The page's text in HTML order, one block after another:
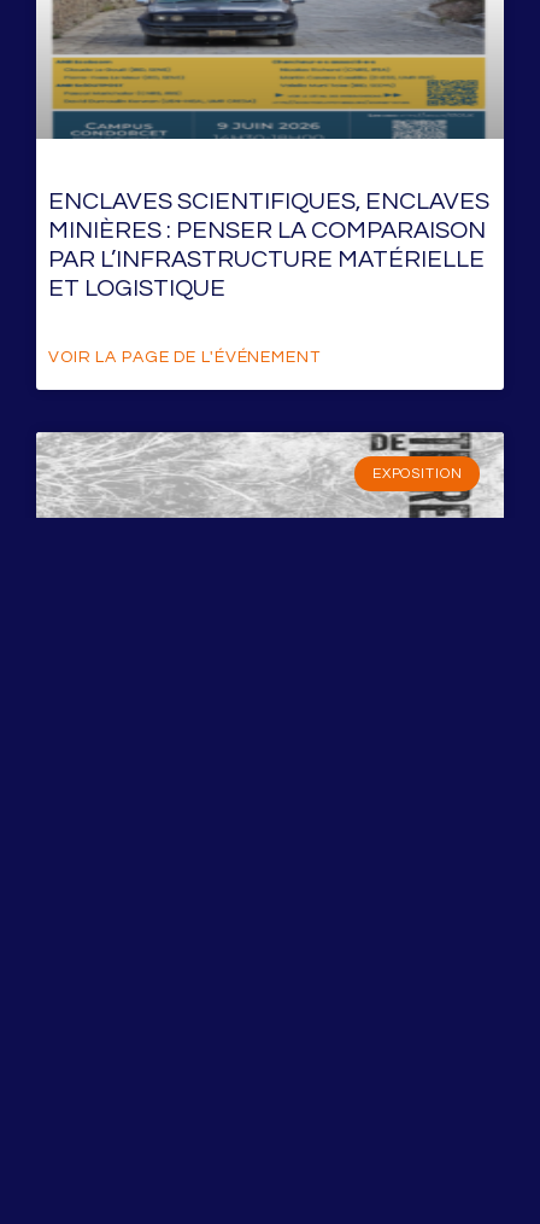
ENCLAVES SCIENTIFIQUES, ENCLAVES
MINIÈRES : PENSER LA COMPARAISON
PAR L’INFRASTRUCTURE MATÉRIELLE
ET LOGISTIQUE
VOIR LA PAGE DE L'ÉVÉNEMENT
EXPOSITION